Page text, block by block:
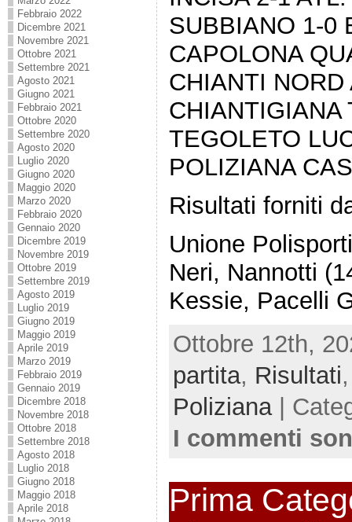
Febbraio 2022
Dicembre 2021
Novembre 2021
Ottobre 2021
Settembre 2021
Agosto 2021
Giugno 2021
Febbraio 2021
Ottobre 2020
Settembre 2020
Agosto 2020
Luglio 2020
Giugno 2020
Maggio 2020
Marzo 2020
Febbraio 2020
Gennaio 2020
Dicembre 2019
Novembre 2019
Ottobre 2019
Settembre 2019
Agosto 2019
Luglio 2019
Giugno 2019
Maggio 2019
Aprile 2019
Marzo 2019
Febbraio 2019
Gennaio 2019
Dicembre 2018
Novembre 2018
Ottobre 2018
Settembre 2018
Agosto 2018
Luglio 2018
Giugno 2018
Maggio 2018
Aprile 2018
SUBBIANO 1-0
CAPOLONA
CHIANTI
CHIANTIGIANA
TEGOLETO
POLIZIANA
Risultati forniti
Unione
Neri, Nannotti
Kessie, Pacelli
Ottobre 12th,
partita, Risultati
Poliziana|
I commenti
Prima